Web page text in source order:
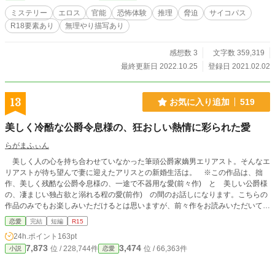
ミステリー エロス 官能 恐怖体験 推理 脅迫
サイコパス
R18要素あり
無理やり描写あり
感想数 3
文字数 359,319
最終更新日 2022.10.25
登録日 2021.02.02
13 お気に入り追加 519
美しく冷酷な公爵令息様の、狂おしい熱情に彩られた愛
らがまふぃん
美しく人の心を持ち合わせていなかった筆頭公爵家嫡男エリアスト。そんなエ
リアストが待ち望んで妻に迎えたアリスとの新婚生活は。 ※この作品は、拙
作、美しく残酷な公爵令息様の、一途で不器用な愛(前々作) と 美しい公爵様
の、凄まじい独占欲と溺れる程の愛(前作) の間のお話しになります。こちらの
作品のみでもお楽しみいただけるとは思いますが、前々作をお読みいただいてか
らの方が、より楽しめるかと思います。お時間の都合のつく方は、是非ご一読く
ださると嬉しいです。こちらの作品後、前作が続きます。前作を先にお読みいた
だいてももちろん差し支えございません。10話前後の短編5編＋没ネタ＋番外編
の構成です。よろしかったらお付き合いください。 ☆R6.3/15、手違いによ
恋愛 完結 短編 R15
24h.ポイント 163pt
小説 7,873 位 / 228,744件 恋愛 3,474 位 / 66,363件